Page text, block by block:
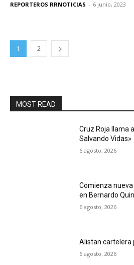
REPORTEROS RRNOTICIAS - 6 junio, 2023
1 2
MOST READ
Cruz Roja llama
Salvando Vidas»
6 agosto, 2026
Comienza
en Bernardo
6 agosto, 2026
Alistan cartelera
6 agosto, 2026